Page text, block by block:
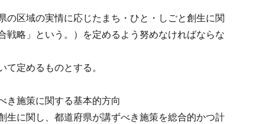
区域の実情に応じたまち・ひと・しごと創生に関
略」という。）を定めるよう努めなければならな
定めるものとする。
き施策に関する基本的方向
に関し、都道府県が講ずべき施策を総合的かつ計